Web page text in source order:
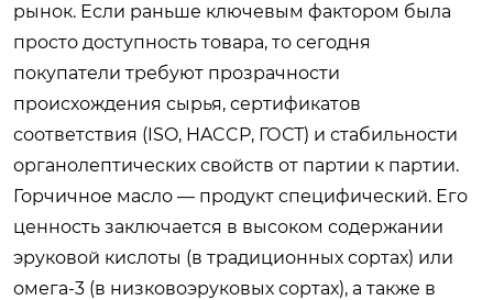
рынок. Если раньше ключевым фактором была
просто доступность товара, то сегодня
покупатели требуют прозрачности
происхождения сырья, сертификатов
соответствия (ISO, HACCP, ГОСТ) и стабильности
органолептических свойств от партии к партии.
Горчичное масло — продукт специфический. Его
ценность заключается в высоком содержании
эруковой кислоты (в традиционных сортах) или
омега-3 (в низковоэруковых сортах), а также в